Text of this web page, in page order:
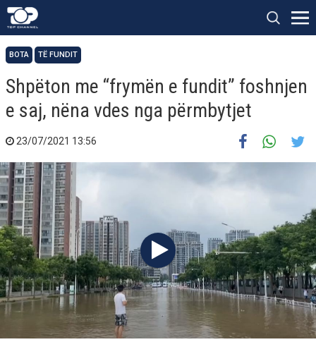
BOTA TË FUNDIT
Shpëton me “frymën e fundit” foshnjen
e saj, nëna vdes nga përmbytjet
23/07/2021 13:56